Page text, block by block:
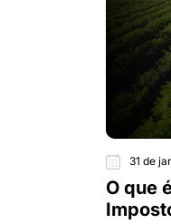
31 de
O que